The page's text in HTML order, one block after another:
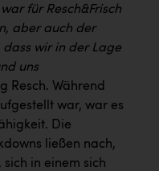
Institute
gmbh
war für Resch&Frisch
aber auch der
dass wir in der Lage
uns
Resch. Während
war, war es
Die
ließen nach,
in einem sich